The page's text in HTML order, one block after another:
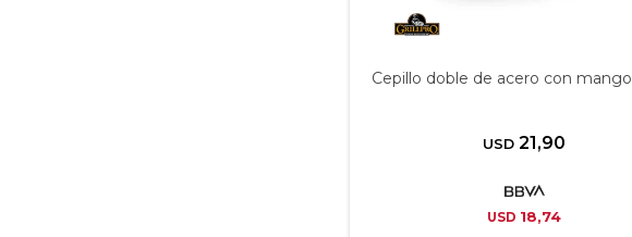
Cepillo doble de acero con mango
USD 21,90
USD 18,74